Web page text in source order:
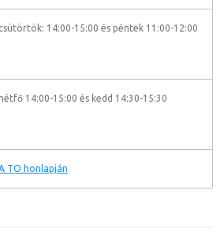
csütörtök: 14:00-15:00 és péntek 11:00-12:00
hétfő 14:00-15:00 és kedd 14:30-15:30
TO honlapján